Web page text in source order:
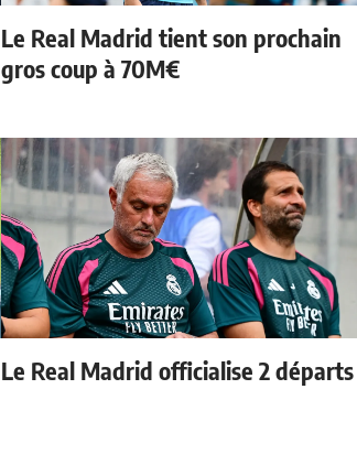
Le Real Madrid tient son prochain
gros coup à 70M€
Le Real Madrid officialise 2 départs